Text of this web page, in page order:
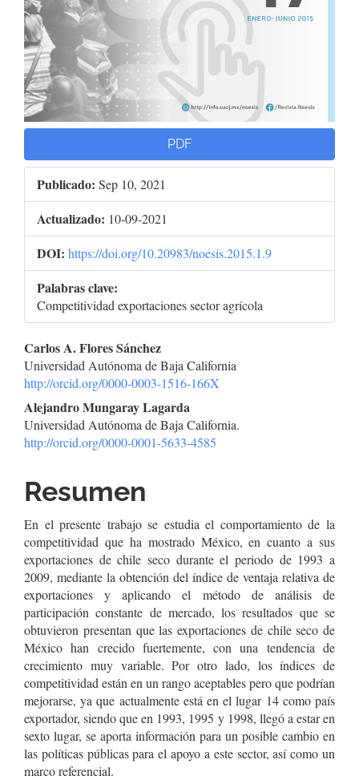
PDF
Publicado: Sep 10, 2021
Actualizado: 10-09-2021
DOI: https://doi.org/10.20983/noesis.2015.1.9
Palabras clave:
Competitividad exportaciones sector agrícola
Contenido
principal
del
artículo
Carlos A. Flores Sánchez
Universidad Autónoma de Baja California
http://orcid.org/0000-0003-1516-166X
Alejandro Mungaray Lagarda
Universidad Autónoma de Baja California.
http://orcid.org/0000-0001-5633-4585
Resumen
En el presente trabajo se estudia el comportamiento de la
competitividad que ha mostrado México, en cuanto a sus
exportaciones de chile seco durante el periodo de 1993 a
2009, mediante la obtención del índice de ventaja relativa de
exportaciones y aplicando el método de análisis de
participación constante de mercado, los resultados que se
obtuvieron presentan que las exportaciones de chile seco de
México han crecido fuertemente, con una tendencia de
crecimiento muy variable. Por otro lado, los índices de
competitividad están en un rango aceptables pero que podrían
mejorarse, ya que actualmente está en el lugar 14 como país
exportador, siendo que en 1993, 1995 y 1998, llegó a estar en
sexto lugar, se aporta información para un posible cambio en
las políticas públicas para el apoyo a este sector, así como un
marco referencial.